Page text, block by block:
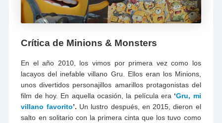
Crítica de Minions & Monsters
En el año 2010, los vimos por primera vez como los
lacayos del inefable villano Gru. Ellos eran los Minions,
unos divertidos personajillos amarillos protagonistas del
film de hoy. En aquella ocasión, la película era ‘Gru, mi
villano favorito’. Un lustro después, en 2015, dieron el
salto en solitario con la primera cinta que los tuvo como